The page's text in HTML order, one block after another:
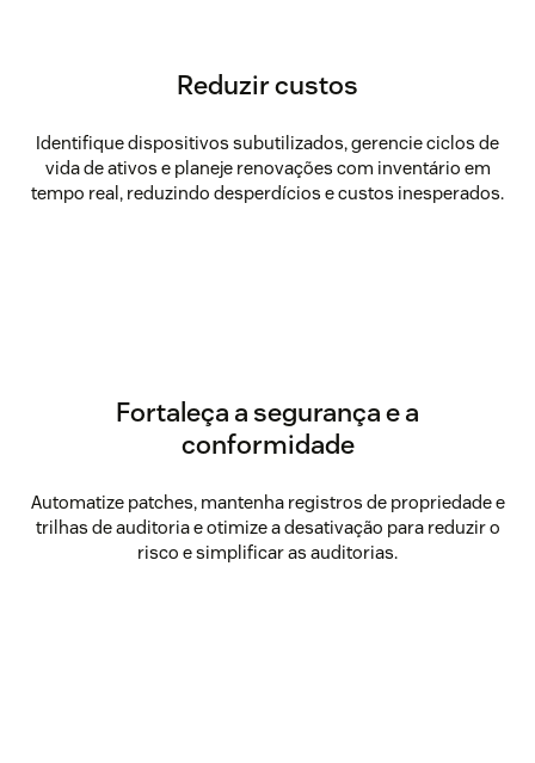
Reduzir custos
Identifique dispositivos subutilizados, gerencie ciclos de
vida de ativos e planeje renovações com inventário em
tempo real, reduzindo desperdícios e custos inesperados.
Fortaleça a segurança e a
conformidade
Automatize patches, mantenha registros de propriedade e
trilhas de auditoria e otimize a desativação para reduzir o
risco e simplificar as auditorias.